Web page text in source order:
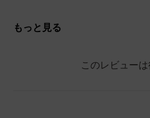
もっと見る
このレビュー